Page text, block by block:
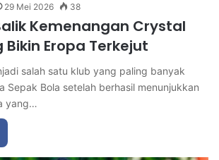
29 Mei 2026 38
Kemenangan Crystal
Eropa Terkejut
salah satu klub yang paling banyak
Sepak Bola setelah berhasil menunjukkan
yang…